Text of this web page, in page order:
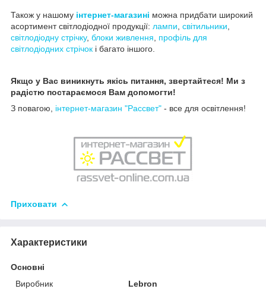
Також у нашому інтернет-магазині можна придбати широкий
асортимент світлодіодної продукції: лампи, світильники,
світлодіодну стрічку, блоки живлення, профіль для
світлодіодних стрічок і багато іншого.
Якщо у Вас виникнуть якісь питання, звертайтеся! Ми з
радістю постараємося Вам допомогти!
З повагою, інтернет-магазин "Рассвет" - все для освітлення!
Приховати
Характеристики
Основні
Виробник
Lebron